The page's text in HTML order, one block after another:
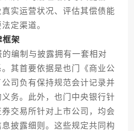
实运营状况、评估其偿债能
定渠道。
框架
编制与披露拥有一套相对
其首要依据是也门《商业公
司负有保持规范会计记录并
务。此外，也门中央银行针
交易所针对上市公司，均会
披露细则。这些规定共同构